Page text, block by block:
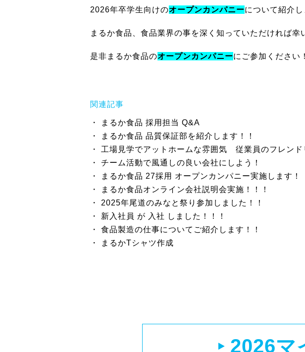
2026年卒学生向けのオープンカンパニーについて紹介し
まるか食品、食品業界の事を深く知っていただければ幸
是非まるか食品のオープンカンパニーにご参加ください！
関連記事
まるか食品 採用担当 Q&A
まるか食品 品質保証部を紹介します！！
工場見学でアットホームな雰囲気 従業員のフレンド
チーム活動で風通しの良い会社にしよう！
まるか食品 27採用 オープンカンパニー実施します！
まるか食品オンライン会社説明会実施！！！
2025年尾道のみなと祭り参加しました！！
新入社員 が 入社 しました！！！
食品製造の仕事についてご紹介します！！
まるかTシャツ作成
2026マ